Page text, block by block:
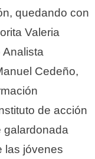
quedando con
Valeria
Cedeño,
de acción
galardonada
las jóvenes